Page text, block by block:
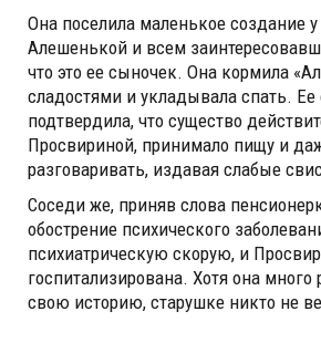
Она поселила маленькое создание у
Алешенькой и всем
что это ее сыночек. Она кормила
сладостями и укладывала спать.
подтвердила, что существо
Просвириной, принимало пищу и
разговаривать, издавая слабые
Соседи же, приняв слова
обострение психического
психиатрическую скорую, и
госпитализирована. Хотя она много
свою историю, старушке никто не